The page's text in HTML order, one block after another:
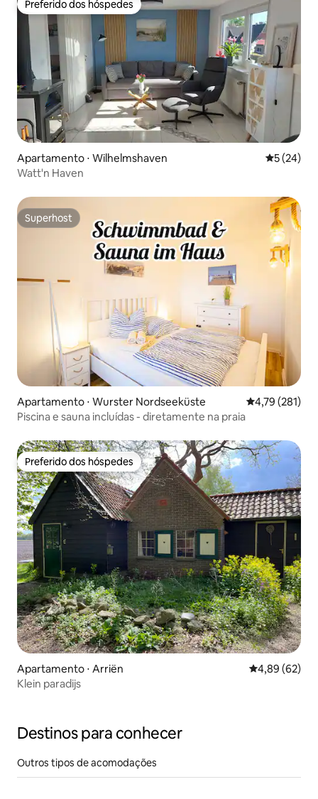
Preferido dos hóspedes
Preferido dos hóspedes
Apartamento ⋅ Wilhelmshaven 5 de uma
5 (24)
Watt'n Haven
Superhost
Superhost
Apartamento ⋅ Wurster Nordseeküste 4,79 de uma
4,79 (281)
Piscina e sauna incluídas - diretamente na praia
Preferido dos hóspedes
Preferido dos hóspedes
Apartamento ⋅ Arriën 4,89 de uma
4,89 (62)
Klein paradijs
Destinos para conhecer
Outros tipos de acomodações